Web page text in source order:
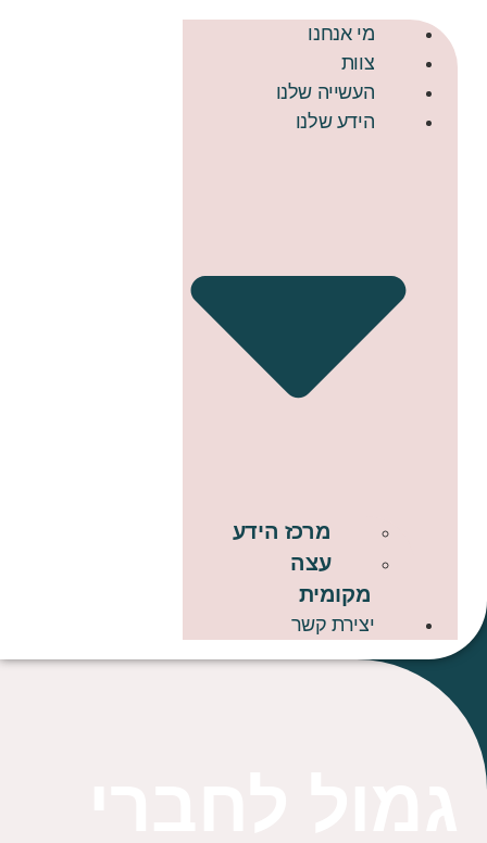
מי אנחנו
צוות
העשייה שלנו
הידע שלנו
מרכז הידע
עצה
מקומית
יצירת קשר